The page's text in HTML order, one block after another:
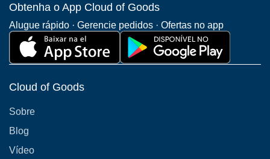
Obtenha o App Cloud of Goods
Alugue rápido · Gerencie pedidos · Ofertas no app
Cloud of Goods
Sobre
Blog
Vídeo